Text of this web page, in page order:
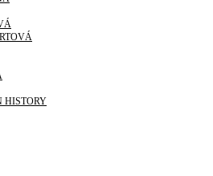
HISTORY